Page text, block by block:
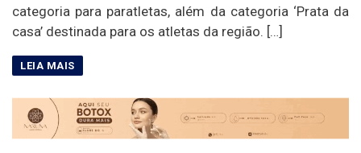
categoria para paratletas, além da categoria ‘Prata da
casa’ destinada para os atletas da região. […]